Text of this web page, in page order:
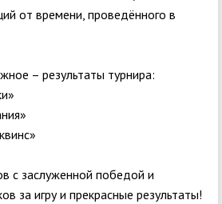
от времени, проведённого в
– результаты турнира:
с заслуженной победой и
за игру и прекрасные результаты!